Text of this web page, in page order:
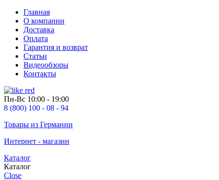
Главная
О компании
Доставка
Оплата
Гарантия и возврат
Статьи
Видеообзоры
Контакты
Пн-Вс 10:00 - 19:00
8 (800) 100 - 08 - 94
Товары из Германии
Интернет - магазин
Каталог
Каталог
Close